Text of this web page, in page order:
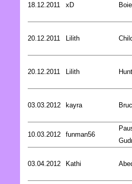
18.12.2011 xD
20.12.2011 Lilith
20.12.2011 Lilith
03.03.2012 kayra
10.03.2012 funman56
03.04.2012 Kathi